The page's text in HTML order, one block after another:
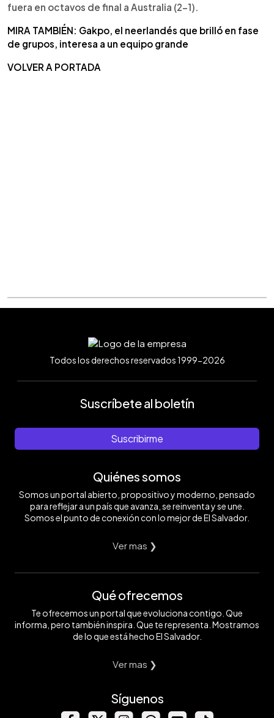
fuera en octavos de final a Australia (2-1).
MIRA TAMBIÉN: Gakpo, el neerlandés que brilló en fase
de grupos, interesa a un equipo grande
VOLVER A PORTADA
Todos los derechos reservados 1999-2026
Suscríbete al boletín
Suscribirme
Quiénes somos
Somos un portal abierto, propositivo y moderno, pensado
para reflejar a un país que avanza, se reinventa y se une.
Somos el punto de conexión con lo mejor de El Salvador.
Ver mas ❯
Qué ofrecemos
Te ofrecemos un portal que evoluciona contigo. Que
informa, pero también inspira. Que te representa. Mostramos
de lo que está hecho El Salvador.
Ver mas ❯
Síguenos